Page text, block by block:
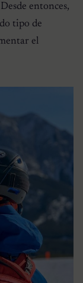
entonces,
tipo de
el